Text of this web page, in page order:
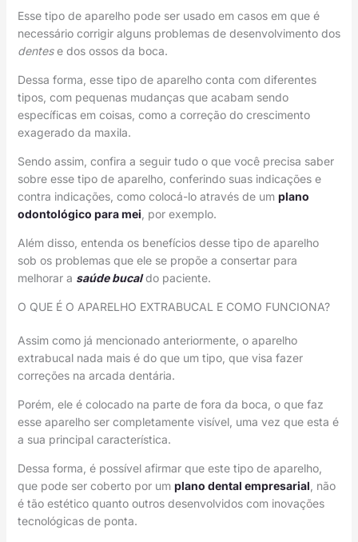
Esse tipo de aparelho pode ser usado em casos em que é
necessário corrigir alguns problemas de desenvolvimento dos
dentese dos ossos da boca.
Dessa forma, esse tipo de aparelho conta com diferentes
tipos, com pequenas mudanças que acabam sendo
específicas em coisas, como a correção do crescimento
exagerado da maxila.
Sendo assim, confira a seguir tudo o que você precisa saber
sobre esse tipo de aparelho, conferindo suas indicações e
contra indicações, como colocá-lo através de um plano
odontológico para mei, por exemplo.
Além disso, entenda os benefícios desse tipo de aparelho
sob os problemas que ele se propõe a consertar para
melhorar a saúde bucaldo paciente.
O QUE É O APARELHO EXTRABUCAL E COMO FUNCIONA?
Assim como já mencionado anteriormente, o aparelho
extrabucal nada mais é do que um tipo, que visa fazer
correções na arcada dentária.
Porém, ele é colocado na parte de fora da boca, o que faz
esse aparelho ser completamente visível, uma vez que esta é
a sua principal característica.
Dessa forma, é possível afirmar que este tipo de aparelho,
que pode ser coberto por um plano dental empresarial, não
é tão estético quanto outros desenvolvidos com inovações
tecnológicas de ponta.